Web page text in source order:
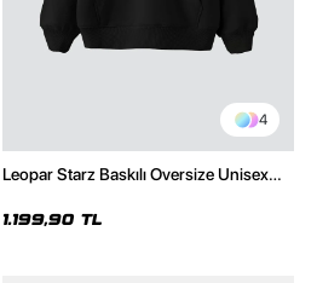
4
Leopar Starz Baskılı Oversize Unisex
1.199,90 TL